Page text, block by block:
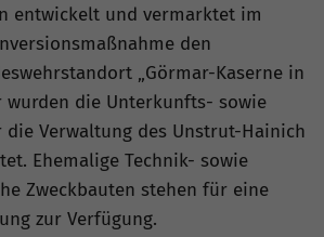
entwickelt und vermarktet im
den
„Görmar-Kaserne in
wurden die Unterkunfts- sowie
die Verwaltung des Unstrut-Hainich
Ehemalige Technik- sowie
Zweckbauten stehen für eine
zur Verfügung.